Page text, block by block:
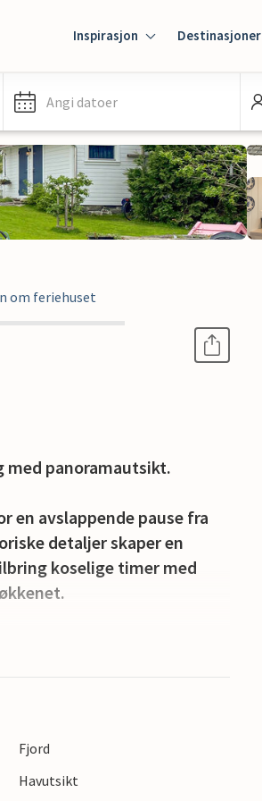
Inspirasjon Destinasjoner
Angi datoer
om feriehuset
panoramautsikt.
en avslappende pause fra
detaljer skaper en
koselige timer med
og nyt den
om kvelden og avrund
på vannet: Det tilbys
Fjord
Havutsikt